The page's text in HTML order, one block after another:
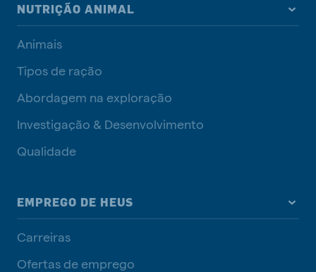
NUTRIÇÃO ANIMAL
Animais
Tipos de ração
Abordagem na exploração
Investigação & Desenvolvimento
Qualidade
EMPREGO DE HEUS
Carreiras
Ofertas de emprego